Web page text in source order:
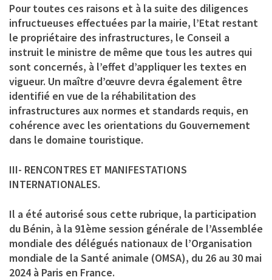
Pour toutes ces raisons et à la suite des diligences
infructueuses effectuées par la mairie, l’Etat restant
le propriétaire des infrastructures, le Conseil a
instruit le ministre de même que tous les autres qui
sont concernés, à l’effet d’appliquer les textes en
vigueur. Un maître d’œuvre devra également être
identifié en vue de la réhabilitation des
infrastructures aux normes et standards requis, en
cohérence avec les orientations du Gouvernement
dans le domaine touristique.
III- RENCONTRES ET MANIFESTATIONS
INTERNATIONALES.
Il a été autorisé sous cette rubrique, la participation
du Bénin, à la 91ème session générale de l’Assemblée
mondiale des délégués nationaux de l’Organisation
mondiale de la Santé animale (OMSA), du 26 au 30 mai
2024 à Paris en France.